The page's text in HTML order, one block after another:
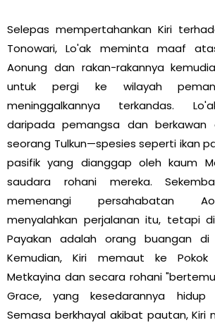
Selepas mempertahankan Kiri
Tonowari, Lo'ak meminta maaf
Aonung dan rakan-rakannya
untuk pergi ke wilayah
meninggalkannya terkandas.
daripada pemangsa dan berkawan
seorang Tulkun—spesies seperti ikan
pasifik yang dianggap oleh kaum
saudara rohani mereka.
memenangi persahabatan
menyalahkan perjalanan itu, tetapi
Payakan adalah orang buangan di
Kemudian, Kiri memaut ke
Metkayina dan secara rohani
Grace, yang kesedarannya hidup
Semasa berkhayal akibat pautan, Kiri